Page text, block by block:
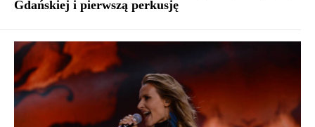
Gdańskiej i pierwszą perkusję